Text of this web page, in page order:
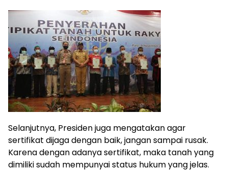
Selanjutnya, Presiden juga mengatakan agar
sertifikat dijaga dengan baik, jangan sampai rusak.
Karena dengan adanya sertifikat, maka tanah yang
dimiliki sudah mempunyai status hukum yang jelas.